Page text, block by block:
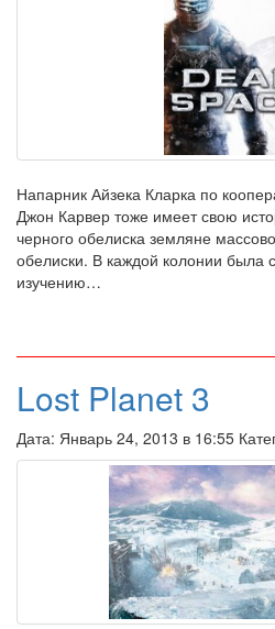
Напарник Айзека Кларка по
Джон Карвер тоже имеет свою
черного обелиска земляне
обелиски. В каждой колонии была
изучению…
Lost Planet 3
Дата: Январь 24, 2013 в 16:55